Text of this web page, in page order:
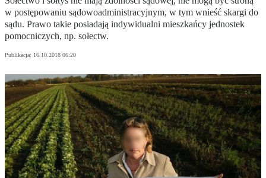
w postępowaniu sądowoadministracyjnym, w tym wnieść skargi do
sądu. Prawo takie posiadają indywidualni mieszkańcy jednostek
pomocniczych, np. sołectw.
Publikacja: 16.10.2018 06:20